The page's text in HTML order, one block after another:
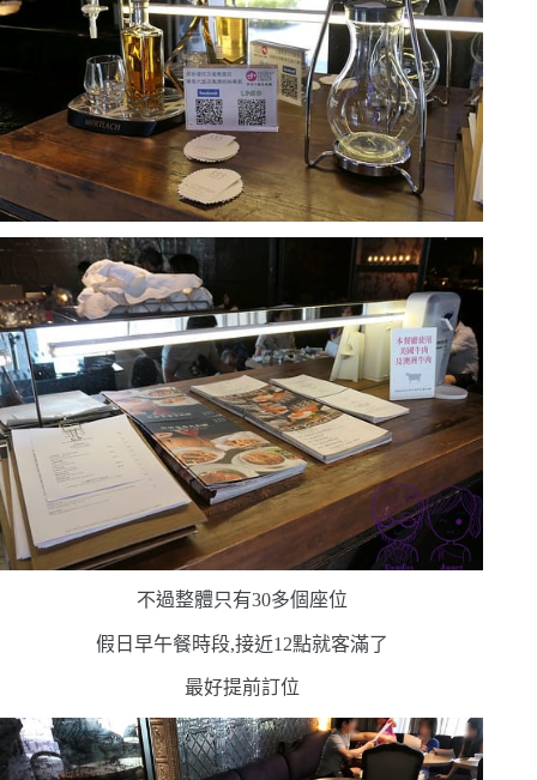
不過整體只有30多個座位
假日早午餐時段,接近12點就客滿了
最好提前訂位